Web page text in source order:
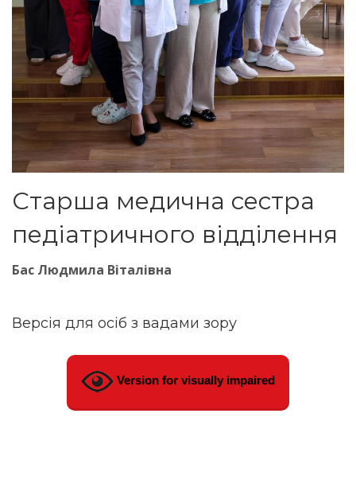
Старша медична сестра
педіатричного відділення
Бас Людмила Віталівна
Версія для осіб з вадами зору
Version for visually impaired